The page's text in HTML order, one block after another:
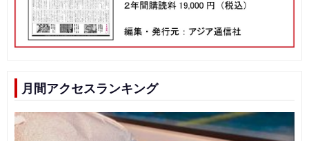
月間アクセスランキング